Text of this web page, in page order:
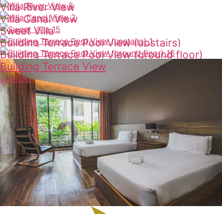
Villa River View
ดูเพิ่มเติม
Villa Canal View
ดูเพิ่มเติม
Sweet Villa
ดูเพิ่มเติม
Building Terrace Pool View (upstairs)
ดูเพิ่มเติม
Building Terrace Pool View (ground floor)
ดูเพิ่มเติม
Building Terrace View
ดูเพิ่มเติม